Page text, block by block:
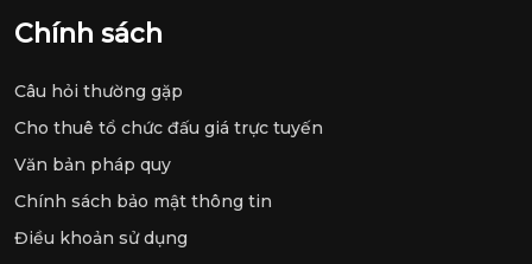
Chính sách
Câu hỏi thường gặp
Cho thuê tổ chức đấu giá trực tuyến
Văn bản pháp quy
Chính sách bảo mật thông tin
Điều khoản sử dụng